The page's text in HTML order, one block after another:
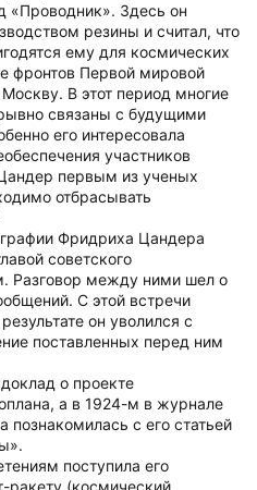
«Проводник». Здесь он
резины и считал, что
ему для космических
фронтов Первой мировой
В этот период многие
связаны с будущими
его интересовала
участников
первым из ученых
отбрасывать
Фридриха Цандера
советского
Разговор между ними шел о
С этой встречи
он уволился с
поставленных перед ним
о проекте
а в 1924-м в журнале
познакомилась с его статьей
поступила его
ракету (космический